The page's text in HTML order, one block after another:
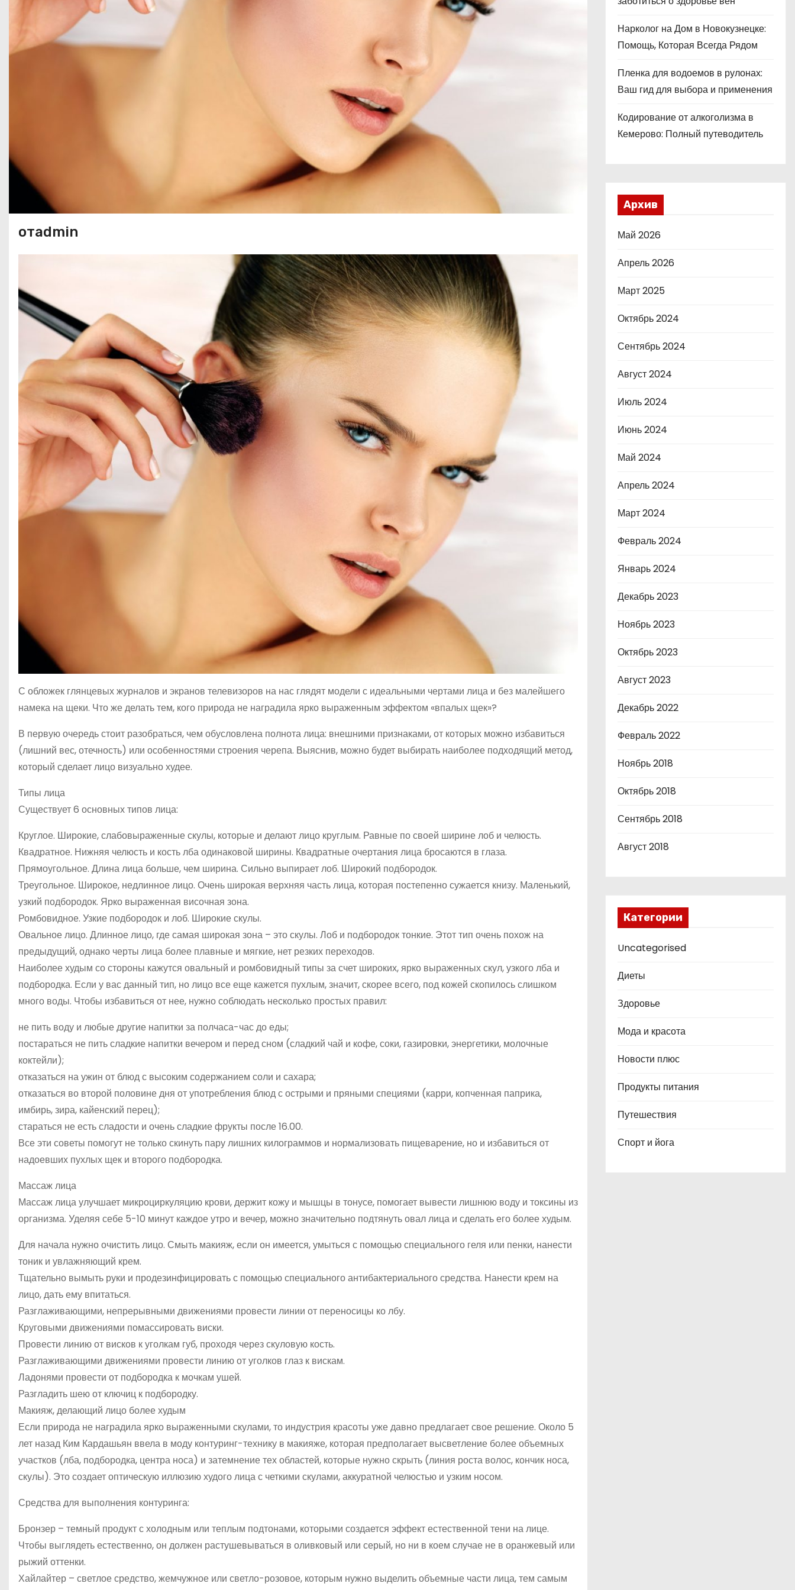
отadmin
С обложек глянцевых журналов и экранов телевизоров на нас глядят модели с идеальными чертами лица и без малейшего
намека на щеки. Что же делать тем, кого природа не наградила ярко выраженным эффектом «впалых щек»?
В первую очередь стоит разобраться, чем обусловлена полнота лица: внешними признаками, от которых можно избавиться
(лишний вес, отечность) или особенностями строения черепа. Выяснив, можно будет выбирать наиболее подходящий метод,
который сделает лицо визуально худее.
Типы лица
Существует 6 основных типов лица:
Круглое. Широкие, слабовыраженные скулы, которые и делают лицо круглым. Равные по своей ширине лоб и челюсть.
Квадратное. Нижняя челюсть и кость лба одинаковой ширины. Квадратные очертания лица бросаются в глаза.
Прямоугольное. Длина лица больше, чем ширина. Сильно выпирает лоб. Широкий подбородок.
Треугольное. Широкое, недлинное лицо. Очень широкая верхняя часть лица, которая постепенно сужается книзу. Маленький,
узкий подбородок. Ярко выраженная височная зона.
Ромбовидное. Узкие подбородок и лоб. Широкие скулы.
Овальное лицо. Длинное лицо, где самая широкая зона – это скулы. Лоб и подбородок тонкие. Этот тип очень похож на
предыдущий, однако черты лица более плавные и мягкие, нет резких переходов.
Наиболее худым со стороны кажутся овальный и ромбовидный типы за счет широких, ярко выраженных скул, узкого лба и
подбородка. Если у вас данный тип, но лицо все еще кажется пухлым, значит, скорее всего, под кожей скопилось слишком
много воды. Чтобы избавиться от нее, нужно соблюдать несколько простых правил:
не пить воду и любые другие напитки за полчаса-час до еды;
постараться не пить сладкие напитки вечером и перед сном (сладкий чай и кофе, соки, газировки, энергетики, молочные
коктейли);
отказаться на ужин от блюд с высоким содержанием соли и сахара;
отказаться во второй половине дня от употребления блюд с острыми и пряными специями (карри, копченная паприка,
имбирь, зира, кайенский перец);
стараться не есть сладости и очень сладкие фрукты после 16.00.
Все эти советы помогут не только скинуть пару лишних килограммов и нормализовать пищеварение, но и избавиться от
надоевших пухлых щек и второго подбородка.
Массаж лица
Массаж лица улучшает микроциркуляцию крови, держит кожу и мышцы в тонусе, помогает вывести лишнюю воду и токсины из
организма. Уделяя себе 5-10 минут каждое утро и вечер, можно значительно подтянуть овал лица и сделать его более худым.
Для начала нужно очистить лицо. Смыть макияж, если он имеется, умыться с помощью специального геля или пенки, нанести
тоник и увлажняющий крем.
Тщательно вымыть руки и продезинфицировать с помощью специального антибактериального средства. Нанести крем на
лицо, дать ему впитаться.
Разглаживающими, непрерывными движениями провести линии от переносицы ко лбу.
Круговыми движениями помассировать виски.
Провести линию от висков к уголкам губ, проходя через скуловую кость.
Разглаживающими движениями провести линию от уголков глаз к вискам.
Ладонями провести от подбородка к мочкам ушей.
Разгладить шею от ключиц к подбородку.
Макияж, делающий лицо более худым
Если природа не наградила ярко выраженными скулами, то индустрия красоты уже давно предлагает свое решение. Около 5
лет назад Ким Кардашьян ввела в моду контуринг-технику в макияже, которая предполагает высветление более объемных
участков (лба, подбородка, центра носа) и затемнение тех областей, которые нужно скрыть (линия роста волос, кончик носа,
скулы). Это создает оптическую иллюзию худого лица с четкими скулами, аккуратной челюстью и узким носом.
Средства для выполнения контуринга:
Бронзер – темный продукт с холодным или теплым подтонами, которыми создается эффект естественной тени на лице.
Чтобы выглядеть естественно, он должен растушевываться в оливковый или серый, но ни в коем случае не в оранжевый или
рыжий оттенки.
Хайлайтер – светлое средство, жемчужное или светло-розовое, которым нужно выделить объемные части лица, тем самым
Нарколог на Дом в Новокузнецке:
Помощь, Которая Всегда Рядом
Пленка для водоемов в рулонах:
Ваш гид для выбора и применения
Кодирование от алкоголизма в
Кемерово: Полный путеводитель
Архив
Май 2026
Апрель 2026
Март 2025
Октябрь 2024
Сентябрь 2024
Август 2024
Июль 2024
Июнь 2024
Май 2024
Апрель 2024
Март 2024
Февраль 2024
Январь 2024
Декабрь 2023
Ноябрь 2023
Октябрь 2023
Август 2023
Декабрь 2022
Февраль 2022
Ноябрь 2018
Октябрь 2018
Сентябрь 2018
Август 2018
Категории
Uncategorised
Диеты
Здоровье
Мода и красота
Новости плюс
Продукты питания
Путешествия
Спорт и йога